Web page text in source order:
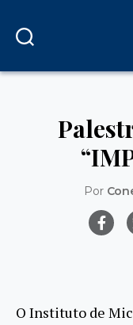
Por
O Instituto de